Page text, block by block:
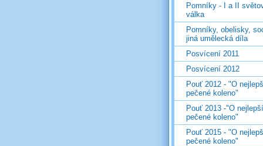
Pomníky - I a II
válka
Pomníky, obelisky,
jiná umělecká díla
Posvícení 2011
Posvícení 2012
Pouť 2012 - "O
pečené koleno"
Pouť 2013 -"O nejlepší
pečené koleno"
Pouť 2015 - "O
pečené koleno"